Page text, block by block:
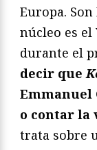
Europa.
núcleo es
durante el
decir que
Emmanuel
o contar la
trata sobre